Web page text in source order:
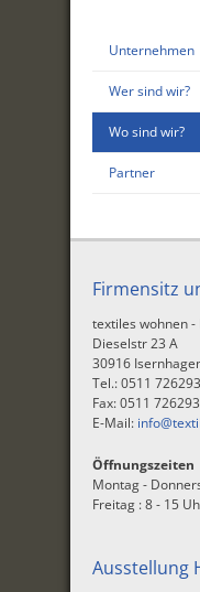
Unternehmen
Wer sind wir?
Wo sind wir?
Partner
Firmensitz
textiles wohnen -
Dieselstr 23 A
30916
Tel.: 0511
Fax: 0511
E-Mail:
Öffnungszeiten
Montag -
Freitag : 8 - 15
Ausstellung